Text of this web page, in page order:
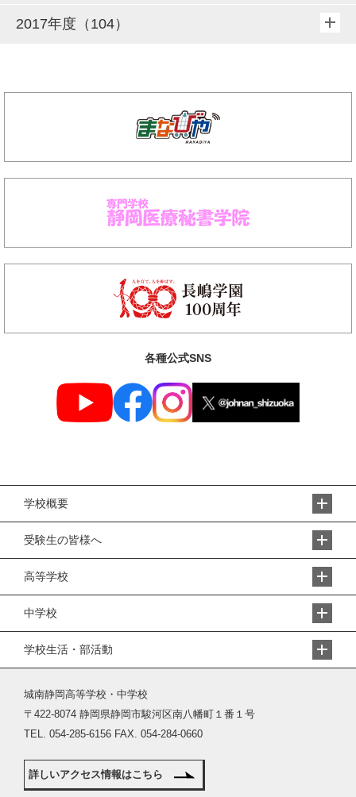
2017年度（104）
各種公式SNS
学校概要
受験生の皆様へ
高等学校
中学校
学校生活・部活動
城南静岡高等学校・中学校
〒422-8074 静岡県静岡市駿河区南八幡町１番１号
TEL. 054-285-6156 FAX. 054-284-0660
詳しいアクセス情報はこちら